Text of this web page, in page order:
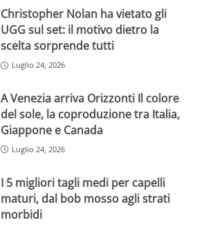
Christopher Nolan ha vietato gli
UGG sul set: il motivo dietro la
scelta sorprende tutti
Luglio 24, 2026
A Venezia arriva Orizzonti Il colore
del sole, la coproduzione tra Italia,
Giappone e Canada
Luglio 24, 2026
I 5 migliori tagli medi per capelli
maturi, dal bob mosso agli strati
morbidi